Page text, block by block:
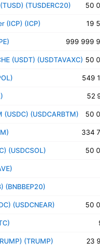
(TUSDERC20) 50
(ICP) (ICP) 19
999 999
(USDT) (USDTAVAXC) 50
549
52
(USDC) (USDCARBTM) 50
334
(USDCSOL) 50
(BNBBEP20)
(USDCNEAR) 50
(TRUMP) 23